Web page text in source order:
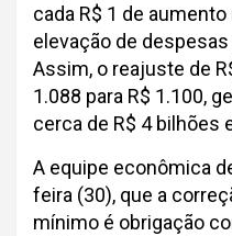
cada R$ 1 de
elevação de
Assim, o reajuste de
1.088 para R$ 1.100,
cerca de R$ 4 bilhões
A equipe econômica
feira (30), que a
mínimo é obrigação